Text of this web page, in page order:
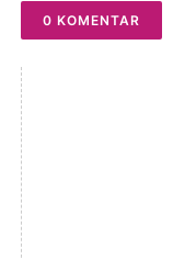
0 KOMENTAR